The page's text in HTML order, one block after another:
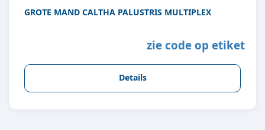
GROTE MAND CALTHA PALUSTRIS MULTIPLEX
zie code op etiket
Details